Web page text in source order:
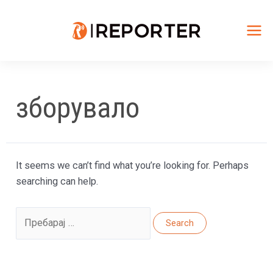
зборувало
It seems we can’t find what you’re looking for. Perhaps
searching can help.